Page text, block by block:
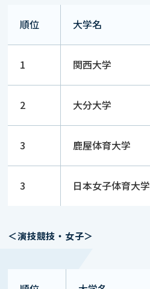
順位 大学名
1 関西大学
2 大分大学
3 鹿屋体育大学
3 日本女子体育大学
＜演技競技・女子＞